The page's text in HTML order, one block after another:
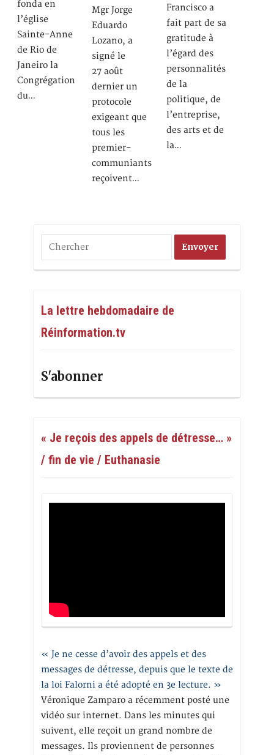
fonda en
l’église
Sainte-Anne
de Rio de
Janeiro la
Congrégation
du…
Mgr Jorge
Eduardo
Lozano, a
signé le
27 août
dernier un
protocole
exigeant que
tous les
premier-
communiants
reçoivent…
Francisco a
fait part de sa
gratitude à
l’égard des
personnalités
de la
politique, de
l’entreprise,
des arts et de
la…
La lettre hebdomadaire de
Réinformation.tv
S'abonner
« Je reçois des appels de détresse… »
/ fin de vie / Euthanasie
« Je ne cesse d’avoir des appels et des
messages de détresse, depuis que le texte de
la loi Falorni a été adopté en 3e lecture. »
Véronique Zamparo a récemment posté une
vidéo sur internet. Dans les minutes qui
suivent, elle reçoit un grand nombre de
messages. Ils proviennent de personnes